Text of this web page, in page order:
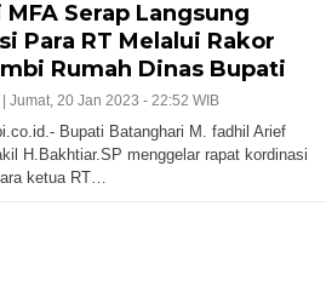
Serap Langsung
Para RT Melalui Rakor
Rumah Dinas Bupati
Jumat, 20 Jan 2023 - 22:52 WIB
Bupati Batanghari M. fadhil Arief
H.Bakhtiar.SP menggelar rapat kordinasi
ketua RT…